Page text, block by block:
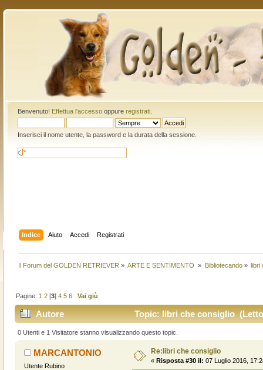
Benvenuto! Effettua l'accessooppure registrati.
Inserisci il nome utente, la password e la durata della sessione.
Indice Aiuto Accedi Registrati
Il Forum del GOLDEN RETRIEVER » ARTE E SENTIMENTO » Bibliotecando» libri
Pagine: 1 2 [3]4 5 6 Vai giù
Autore Topic: libri che consiglio (Letto
0 Utenti e 1 Visitatore stanno visualizzando questo topic.
MARCANTONIO
Utente Rubino
Re:libri che consiglio
« Risposta #30 il: 07 Luglio 2016,